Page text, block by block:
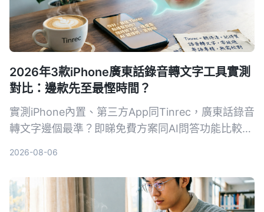
2026年3款iPhone廣東話錄音轉文字工具實測
對比：邊款先至最慳時間？
實測iPhone內置、第三方App同Tinrec，廣東話錄音
轉文字邊個最準？即睇免費方案同AI問答功能比較，
2026-08-06